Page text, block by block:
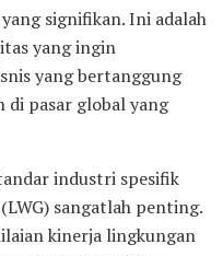
signifikan. Ini adalah
yang ingin
yang bertanggung
di pasar global yang
industri spesifik
sangatlah penting.
kinerja lingkungan